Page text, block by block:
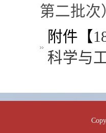
第二批次
附件【
科学与